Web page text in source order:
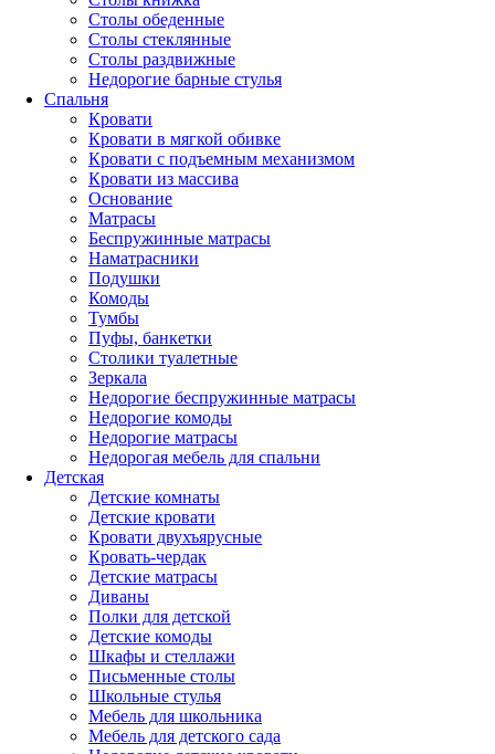
Столы обеденные
Столы стеклянные
Столы раздвижные
Недорогие барные стулья
Спальня
Кровати
Кровати в мягкой обивке
Кровати с подъемным механизмом
Кровати из массива
Основание
Матрасы
Беспружинные матрасы
Наматрасники
Подушки
Комоды
Тумбы
Пуфы, банкетки
Столики туалетные
Зеркала
Недорогие беспружинные матрасы
Недорогие комоды
Недорогие матрасы
Недорогая мебель для спальни
Детская
Детские комнаты
Детские кровати
Кровати двухъярусные
Кровать-чердак
Детские матрасы
Диваны
Полки для детской
Детские комоды
Шкафы и стеллажи
Письменные столы
Школьные стулья
Мебель для школьника
Мебель для детского сада